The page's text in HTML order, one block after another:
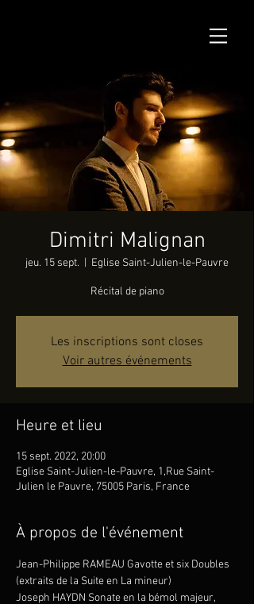
Dimitri Malignan
jeu. 15 sept. Eglise Saint-Julien-le-Pauvre
Récital de piano
Les inscriptions sont closes
Voir autres événements
Heure et lieu
15 sept. 2022, 20:00
Eglise Saint-Julien-le-Pauvre, 1,Rue Saint-
Julien le Pauvre, 75005 Paris, France
À propos de l'événement
Jean-Philippe RAMEAU Gavotte et six Doubles
(extraits de la Suite en La mineur)
Joseph HAYDN Sonate en la bémol majeur,